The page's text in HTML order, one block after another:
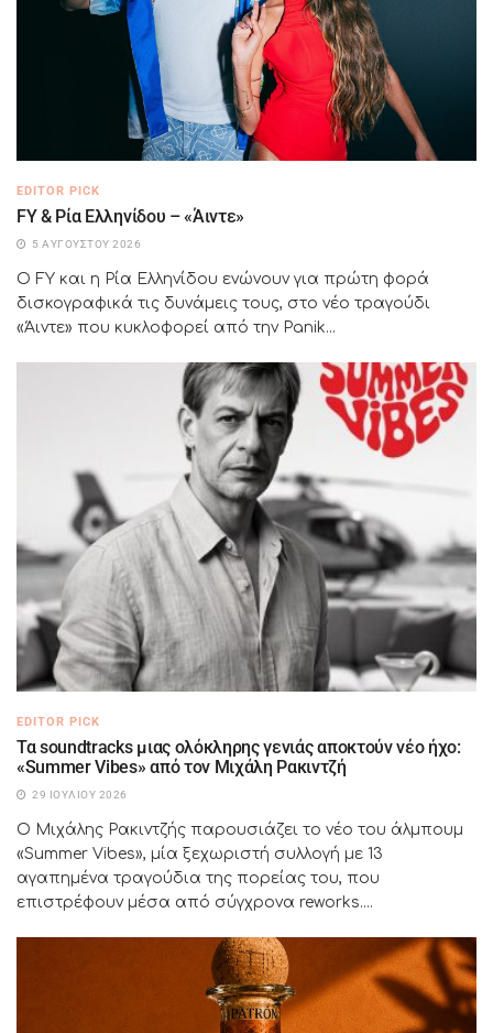
EDITOR PICK
FY & Ρία Ελληνίδου – «Άιντε»
5 ΑΥΓΟΎΣΤΟΥ 2026
Ο FY και η Ρία Ελληνίδου ενώνουν για πρώτη φορά
δισκογραφικά τις δυνάμεις τους, στο νέο τραγούδι
«Άιντε» που κυκλοφορεί από την Panik...
EDITOR PICK
Τα soundtracks μιας ολόκληρης γενιάς αποκτούν νέο ήχο:
«Summer Vibes» από τον Μιχάλη Ρακιντζή
29 ΙΟΥΛΊΟΥ 2026
Ο Μιχάλης Ρακιντζής παρουσιάζει το νέο του άλμπουμ
«Summer Vibes», μία ξεχωριστή συλλογή με 13
αγαπημένα τραγούδια της πορείας του, που
επιστρέφουν μέσα από σύγχρονα reworks....